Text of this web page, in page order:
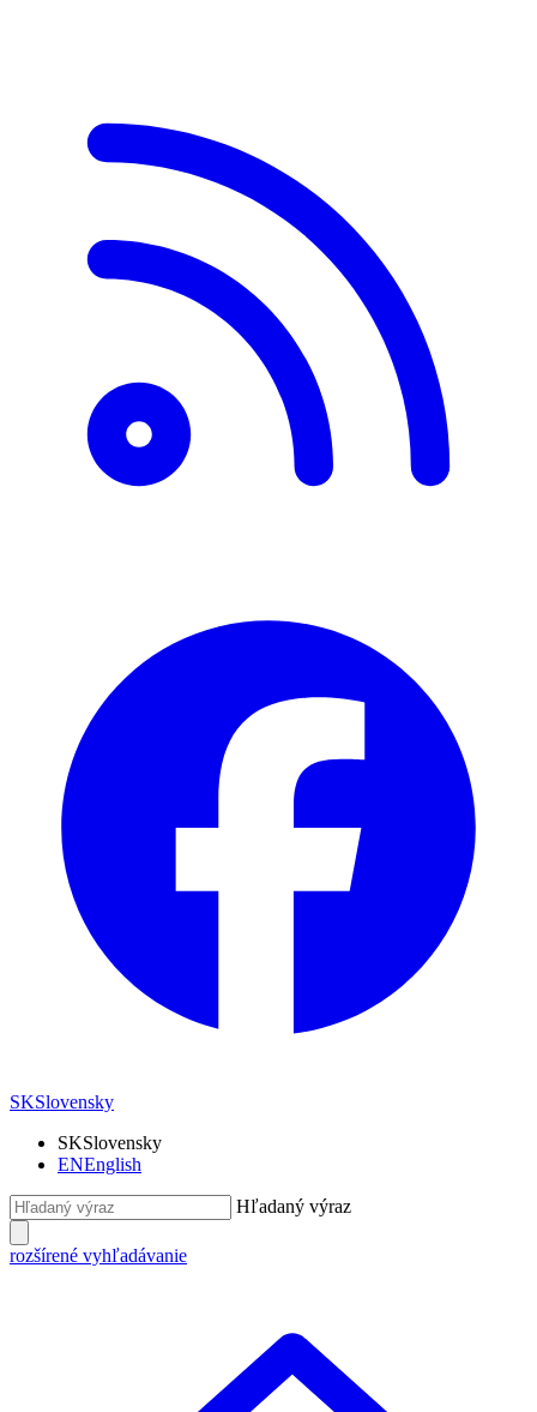
SKSlovensky
SKSlovensky
ENEnglish
Hľadaný výraz
rozšírené vyhľadávanie